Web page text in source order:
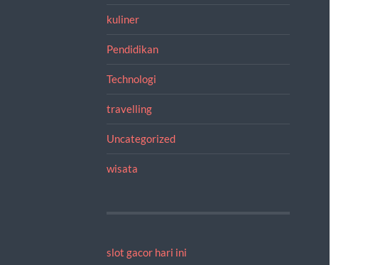
kuliner
Pendidikan
Technologi
travelling
Uncategorized
wisata
slot gacor hari ini